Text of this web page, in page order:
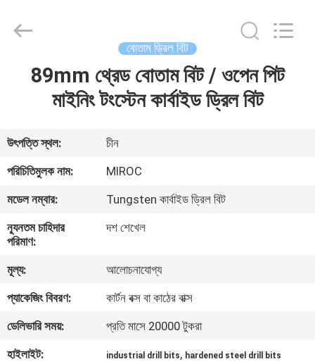
আমাদের
সম্পর্কে
কারখানা
ভ্রমণ
মান
নিয়ন্ত্রণ
বোতাম ড্রিল বিট
89mm থ্রেড বোতাম বিট / ওপেন পিট
মাইনিং টংস্টেন কার্বাইড ড্রিল বিট
উৎপত্তি স্থল:
চীন
পরিচিতিমুলক নাম:
MIROC
মডেল নম্বার:
Tungsten কার্বাইড ড্রিল বিট
ন্যূনতম চাহিদার
পরিমাণ:
দশ শেখেল
মূল্য:
আলোচনাযোগ্য
প্যাকেজিং বিবরণ:
কার্টন বক্স বা কাঠের বাক্স
ডেলিভারি সময়:
প্রতি মাসে 20000 টুকরা
হাইলাইট:
industrial drill bits, hardened steel drill bits